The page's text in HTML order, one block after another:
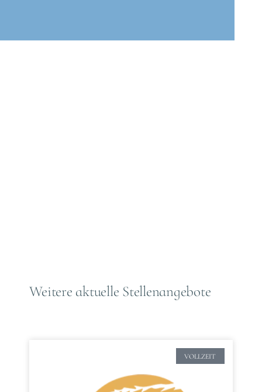
Weitere aktuelle Stellenangebote
VOLLZEIT